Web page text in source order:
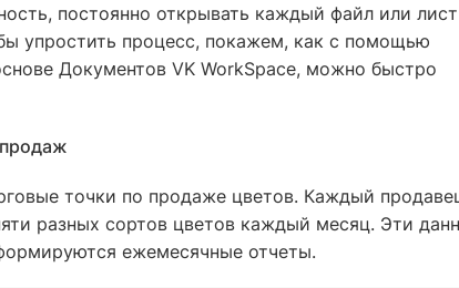
постоянно открывать каждый файл или лист
упростить процесс, покажем, как с помощью
Документов VK WorkSpace, можно быстро
точки по продаже цветов. Каждый
разных сортов цветов каждый месяц. Эти
ежемесячные отчеты.